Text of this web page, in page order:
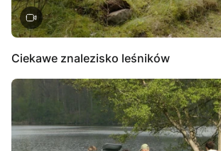
Ciekawe znalezisko leśników